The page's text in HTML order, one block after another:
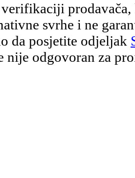
svrhe i ne
da posjetite odjeljak
odgovoran za